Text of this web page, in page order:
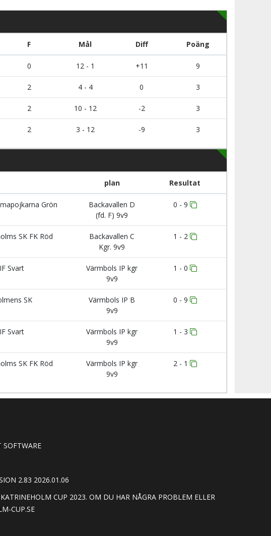
F Mål Diff Poäng
0 12 - 1 +11 9
2 4 - 4 0 3
2 10 - 12 -2 3
2 3 - 12 -9 3
plan Resultat
Grön
Backavallen D
(fd. F) 9v9
0 - 9
SK FK Röd
Backavallen C
Kgr. 9v9
1 - 2
Svart
Värmbols IP kgr
9v9
1 - 0
SK
Värmbols IP B
9v9
0 - 9
Svart
Värmbols IP kgr
9v9
1 - 3
SK FK Röd
Värmbols IP kgr
9v9
2 - 1
2.83 2026.01.06
CUP 2023. OM DU HAR NÅGRA PROBLEM ELLER
CUP.SE